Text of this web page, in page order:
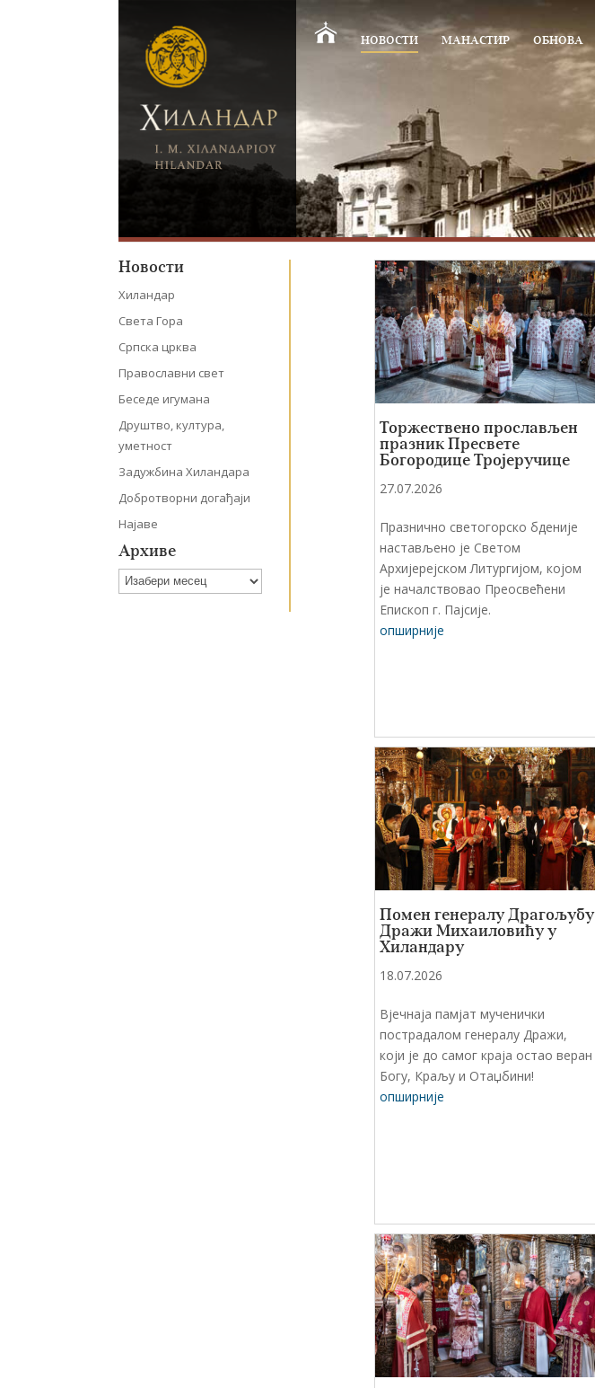
НОВОСТИ МАНАСТИР ОБНОВА
Новости
Хиландар
Света Гора
Српска црква
Православни свет
Беседе игумана
Друштво, култура,
уметност
Задужбина Хиландара
Добротворни догађаји
Најаве
Архиве
Архиве
Торжествено прослављен
празник Пресвете
Богородице Тројеручице
27.07.2026
Празнично светогорско бденије
настављено је Светом
Архијерејском Литургијом, којом
је началствовао Преосвећени
Епископ г. Пајсије.
опширније
Помен генералу Драгољубу
Дражи Михаиловићу у
Хиландару
18.07.2026
Вјечнаја памјат мученички
пострадалом генералу Дражи,
који је до самог краја остао веран
Богу, Краљу и Отаџбини!
опширније